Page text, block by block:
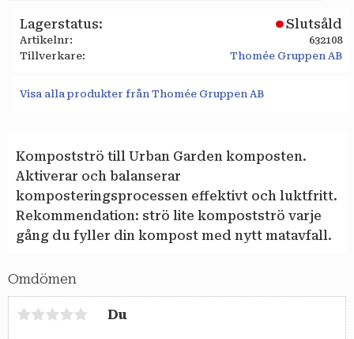
Lagerstatus Slutsåld
Artikelnr
632108
Tillverkare
Thomée Gruppen AB
Visa alla produkter från Thomée Gruppen AB
Kompostströ till Urban Garden komposten.
Aktiverar och balanserar
komposteringsprocessen effektivt och luktfritt.
Rekommendation: strö lite kompostströ varje
gång du fyller din kompost med nytt matavfall.
Omdömen
Du